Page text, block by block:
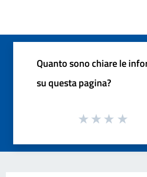
Quanto sono chiare le
su questa pagina?